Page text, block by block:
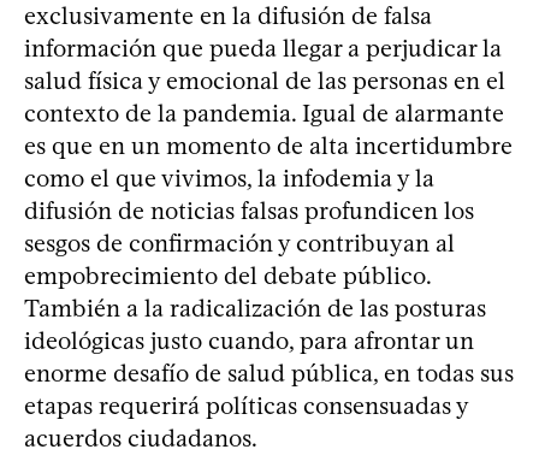
exclusivamente en la difusión de falsa
información que pueda llegar a perjudicar la
salud física y emocional de las personas en el
contexto de la pandemia. Igual de alarmante
es que en un momento de alta incertidumbre
como el que vivimos, la infodemia y la
difusión de noticias falsas profundicen los
sesgos de confirmación y contribuyan al
empobrecimiento del debate público.
También a la radicalización de las posturas
ideológicas justo cuando, para afrontar un
enorme desafío de salud pública, en todas sus
etapas requerirá políticas consensuadas y
acuerdos ciudadanos.